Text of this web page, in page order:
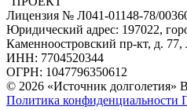
Лицензия № Л041-01148-78/
Юридический адрес: 197022,
Каменноостровский пр-кт, д. 77,
ИНН: 7704520344
ОГРН: 1047796350612
© 2026 «Источник долголетия»
Политика конфиденциальности